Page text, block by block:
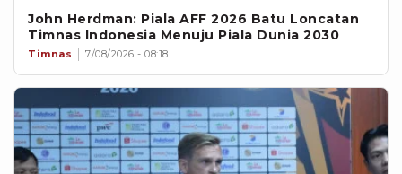
John Herdman: Piala AFF 2026 Batu Loncatan
Timnas Indonesia Menuju Piala Dunia 2030
Timnas 7/08/2026 - 08:18